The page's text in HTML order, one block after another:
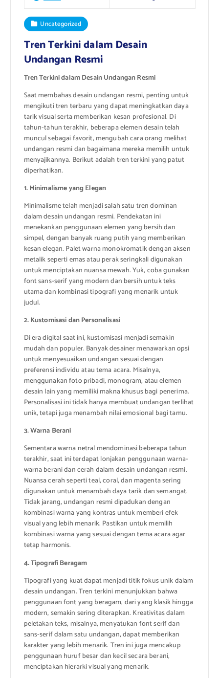
Uncategorized
Tren Terkini dalam Desain
Undangan Resmi
Tren Terkini dalam Desain Undangan Resmi
Saat membahas desain undangan resmi, penting untuk
mengikuti tren terbaru yang dapat meningkatkan daya
tarik visual serta memberikan kesan profesional. Di
tahun-tahun terakhir, beberapa elemen desain telah
muncul sebagai favorit, mengubah cara orang melihat
undangan resmi dan bagaimana mereka memilih untuk
menyajikannya. Berikut adalah tren terkini yang patut
diperhatikan.
1. Minimalisme yang Elegan
Minimalisme telah menjadi salah satu tren dominan
dalam desain undangan resmi. Pendekatan ini
menekankan penggunaan elemen yang bersih dan
simpel, dengan banyak ruang putih yang memberikan
kesan elegan. Palet warna monokromatik dengan aksen
metalik seperti emas atau perak seringkali digunakan
untuk menciptakan nuansa mewah. Yuk, coba gunakan
font sans-serif yang modern dan bersih untuk teks
utama dan kombinasi tipografi yang menarik untuk
judul.
2. Kustomisasi dan Personalisasi
Di era digital saat ini, kustomisasi menjadi semakin
mudah dan populer. Banyak desainer menawarkan opsi
untuk menyesuaikan undangan sesuai dengan
preferensi individu atau tema acara. Misalnya,
menggunakan foto pribadi, monogram, atau elemen
desain lain yang memiliki makna khusus bagi penerima.
Personalisasi ini tidak hanya membuat undangan terlihat
unik, tetapi juga menambah nilai emosional bagi tamu.
3. Warna Berani
Sementara warna netral mendominasi beberapa tahun
terakhir, saat ini terdapat lonjakan penggunaan warna-
warna berani dan cerah dalam desain undangan resmi.
Nuansa cerah seperti teal, coral, dan magenta sering
digunakan untuk menambah daya tarik dan semangat.
Tidak jarang, undangan resmi dipadukan dengan
kombinasi warna yang kontras untuk memberi efek
visual yang lebih menarik. Pastikan untuk memilih
kombinasi warna yang sesuai dengan tema acara agar
tetap harmonis.
4. Tipografi Beragam
Tipografi yang kuat dapat menjadi titik fokus unik dalam
desain undangan. Tren terkini menunjukkan bahwa
penggunaan font yang beragam, dari yang klasik hingga
modern, semakin sering diterapkan. Kreativitas dalam
peletakan teks, misalnya, menyatukan font serif dan
sans-serif dalam satu undangan, dapat memberikan
karakter yang lebih menarik. Tren ini juga mencakup
penggunaan huruf besar dan kecil secara berani,
menciptakan hierarki visual yang menarik.